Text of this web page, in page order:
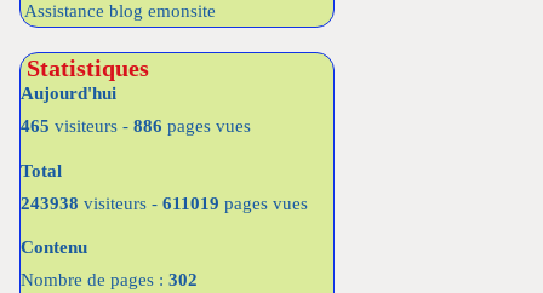
Assistance blog emonsite
Statistiques
Aujourd'hui
465 visiteurs - 886 pages vues
Total
243938 visiteurs - 611019 pages vues
Contenu
Nombre de pages : 302